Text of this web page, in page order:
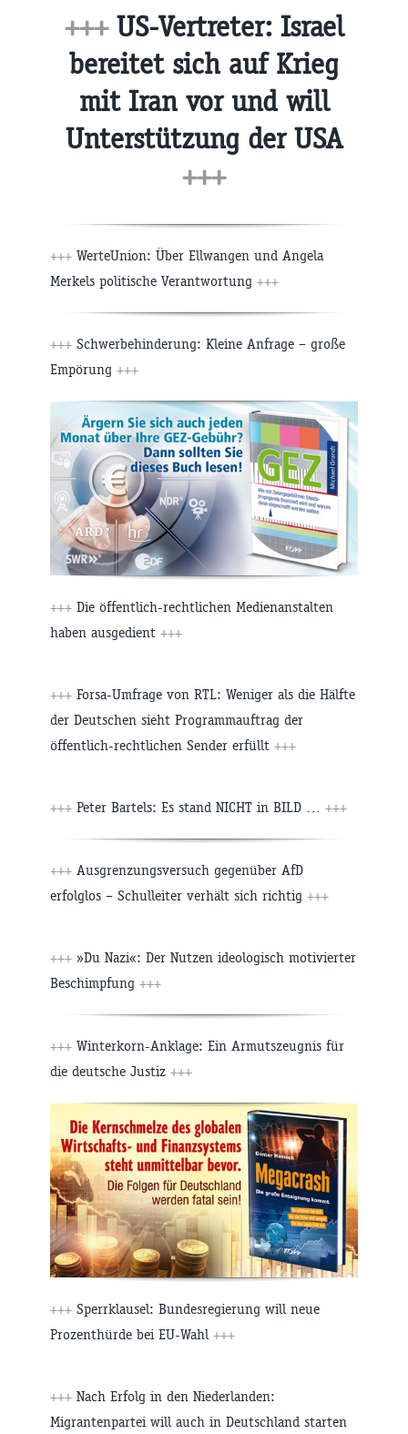
+++ US-Vertreter: Israel
bereitet sich auf Krieg
mit Iran vor und will
Unterstützung der USA
+++
+++ WerteUnion: Über Ellwangen und Angela
Merkels politische Verantwortung +++
+++ Schwerbehinderung: Kleine Anfrage – große
Empörung +++
+++ Die öffentlich-rechtlichen Medienanstalten
haben ausgedient +++
+++ Forsa-Umfrage von RTL: Weniger als die Hälfte
der Deutschen sieht Programmauftrag der
öffentlich-rechtlichen Sender erfüllt +++
+++ Peter Bartels: Es stand NICHT in BILD … +++
+++ Ausgrenzungsversuch gegenüber AfD
erfolglos – Schulleiter verhält sich richtig +++
+++ »Du Nazi«: Der Nutzen ideologisch motivierter
Beschimpfung +++
+++ Winterkorn-Anklage: Ein Armutszeugnis für
die deutsche Justiz +++
+++ Sperrklausel: Bundesregierung will neue
Prozenthürde bei EU-Wahl +++
+++ Nach Erfolg in den Niederlanden:
Migrantenpartei will auch in Deutschland starten